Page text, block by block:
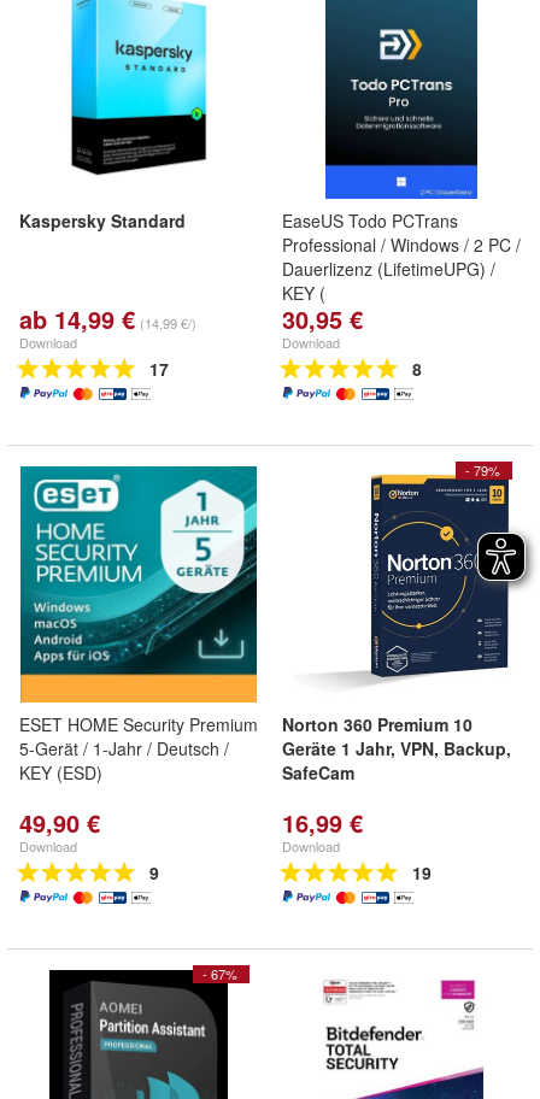
Kaspersky Standard
ab 14,99 € (14,99 €/)
Download
17
EaseUS Todo PCTrans
Professional / Windows / 2 PC /
Dauerlizenz (LifetimeUPG) /
KEY (
30,95 €
Download
8
ESET HOME Security Premium
5-Gerät / 1-Jahr / Deutsch /
KEY (ESD)
49,90 €
Download
9
- 79%
Norton 360 Premium 10
Geräte 1 Jahr, VPN, Backup,
SafeCam
16,99 €
Download
19
- 67%